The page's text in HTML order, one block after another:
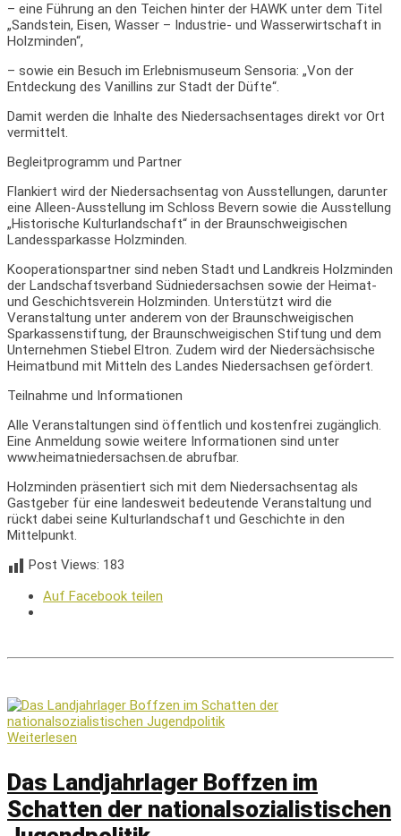
– eine Führung an den Teichen hinter der HAWK unter dem Titel
„Sandstein, Eisen, Wasser – Industrie- und Wasserwirtschaft in
Holzminden“,
– sowie ein Besuch im Erlebnismuseum Sensoria: „Von der
Entdeckung des Vanillins zur Stadt der Düfte“.
Damit werden die Inhalte des Niedersachsentages direkt vor Ort
vermittelt.
Begleitprogramm und Partner
Flankiert wird der Niedersachsentag von Ausstellungen, darunter
eine Alleen-Ausstellung im Schloss Bevern sowie die Ausstellung
„Historische Kulturlandschaft“ in der Braunschweigischen
Landessparkasse Holzminden.
Kooperationspartner sind neben Stadt und Landkreis Holzminden
der Landschaftsverband Südniedersachsen sowie der Heimat-
und Geschichtsverein Holzminden. Unterstützt wird die
Veranstaltung unter anderem von der Braunschweigischen
Sparkassenstiftung, der Braunschweigischen Stiftung und dem
Unternehmen Stiebel Eltron. Zudem wird der Niedersächsische
Heimatbund mit Mitteln des Landes Niedersachsen gefördert.
Teilnahme und Informationen
Alle Veranstaltungen sind öffentlich und kostenfrei zugänglich.
Eine Anmeldung sowie weitere Informationen sind unter
www.heimatniedersachsen.de abrufbar.
Holzminden präsentiert sich mit dem Niedersachsentag als
Gastgeber für eine landesweit bedeutende Veranstaltung und
rückt dabei seine Kulturlandschaft und Geschichte in den
Mittelpunkt.
Post Views: 183
Auf Facebook teilen
Weiterlesen
Das Landjahrlager Boffzen im
Schatten der nationalsozialistischen